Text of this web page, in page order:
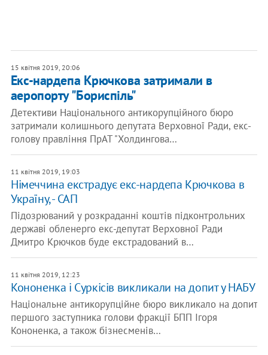
15 квітня 2019, 20:06
Екс-нардепа Крючкова затримали в
аеропорту "Бориспіль"
Детективи Національного антикорупційного бюро
затримали колишнього депутата Верховної Ради, екс-
голову правління ПрАТ "Холдингова…
11 квітня 2019, 19:03
Німеччина екстрадує екс-нардепа Крючкова в
Україну, - САП
Підозрюваний у розкраданні коштів підконтрольних
державі обленерго екс-депутат Верховної Ради
Дмитро Крючков буде екстрадований в…
11 квітня 2019, 12:23
Кононенка і Суркісів викликали на допит у НАБУ
Національне антикорупційне бюро викликало на допит
першого заступника голови фракції БПП Ігоря
Кононенка, а також бізнесменів…